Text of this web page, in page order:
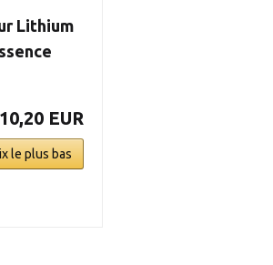
Lithium
EUR
le plus bas